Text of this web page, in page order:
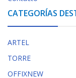
CATEGORÍAS
ARTEL
TORRE
OFFIXNEW